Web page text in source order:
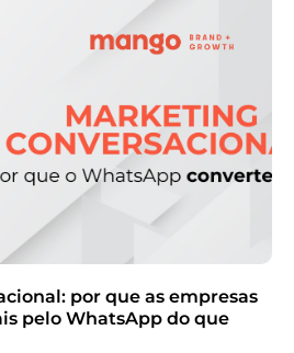
por que as empresas
pelo WhatsApp do que